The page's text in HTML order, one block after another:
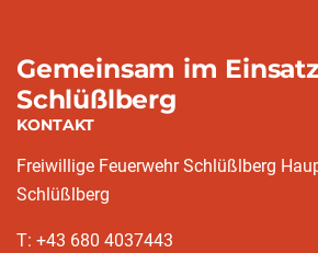
Gemeinsam im
Schlüßlberg
KONTAKT
Freiwillige Feuerwehr Schlüßlberg
Schlüßlberg
T: +43 680 4037443